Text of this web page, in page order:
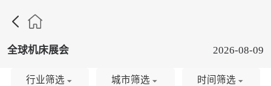

全球机床展会 2026-08-09
行业筛选 城市筛选 时间筛选